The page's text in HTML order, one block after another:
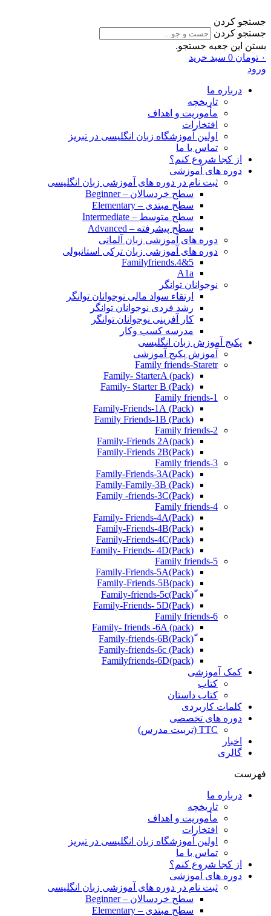
جستجو کردن
جستجو کردن
بستن این جعبه جستجو.
۰ تومان 0 سبد خرید
ورود
درباره ما
تاریخچه
مأموریت و اهداف
افتخارات
اولین آموزشگاه زبان انگلیسی در تبریز
تماس با ما
از کجا شروع کنم؟
دوره های آموزشی
ثبت نام در دوره های آموزشی زبان انگلیسی
سطح خردسالان – Beginner
سطح مبتدی – Elementary
سطح متوسط – Intermediate
سطح پیشرفته – Advanced
دوره های آموزشی زبان آلمانی
دوره های آموزشی زبان ترکی استانبولی
Familyfriends.4&5
A1a
نوجوانان توانگر
ارتقاء سواد مالی نوجوانان توانگر
رشد فردی نوجوانان توانگر
کار آفرینی نوجوانان توانگر
مدرسه کسب وکار
پکیج آموزش زبان انگلیسی
آموزش پکیج آموزشی
Family friends-Staretr
Family- StarterA (pack)
Family- Starter B (Pack)
Family friends-1
(Pack) Family-Friends-1A
(Pack) Family Friends-1B
Family friends-2
Family-Friends 2A(pack)
Family-Friends 2B(Pack)
Family friends-3
(Pack)Family-Friends-3A
Family-Family-3B (Pack)
Family -friends-3C(Pack)
Family friends-4
Family- Friends-4A(Pack)
Family-Friends-4B(Pack)
Family-Friends-4C(Pack)
(Pack)Family- Friends- 4D
Family friends-5
Family-Friends-5A(Pack)
(pack)Family-Friends-5B
ّ(Pack)Family-friends-5c
Family-Friends- 5D(Pack)
Family friends-6
Family- friends -6A (pack)
Family-friends-6c (Pack)
Familyfriends-6D(pack)
کمک آموزشی
کتاب
کتاب داستان
کلمات کاربردی
دوره های تخصصی
TTC (تربیت مدرس)
اخبار
گالری
فهرست
درباره ما
تاریخچه
مأموریت و اهداف
افتخارات
اولین آموزشگاه زبان انگلیسی در تبریز
تماس با ما
از کجا شروع کنم؟
دوره های آموزشی
ثبت نام در دوره های آموزشی زبان انگلیسی
سطح خردسالان – Beginner
سطح مبتدی – Elementary